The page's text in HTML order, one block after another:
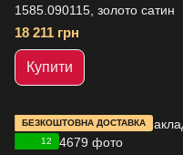
1585.090115, золото сатин
18 211 грн
Купити
БЕЗКОШТОВНА ДОСТАВКА
12